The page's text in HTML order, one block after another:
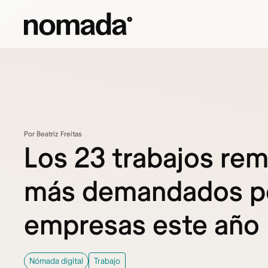
Por Beatriz Freitas
Los 23 trabajos
más demandados
empresas este año
Nómada digital Trabajo